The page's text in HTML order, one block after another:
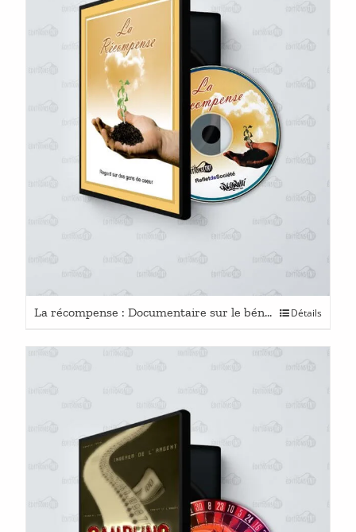
La récompense : Documentaire sur le bénévolat Détails